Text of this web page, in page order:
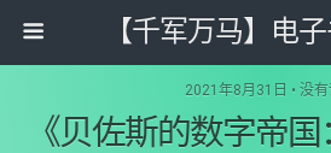
【千军万马】电
2021年8月31日 • 没
《贝佐斯的数字帝